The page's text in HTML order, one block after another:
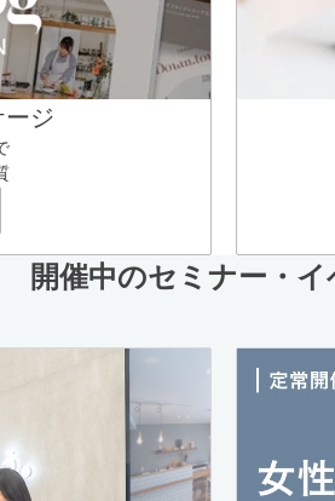
ージ
開催中のセミナー・イ